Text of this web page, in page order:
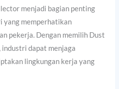
menjadi bagian penting
yang memperhatikan
pekerja. Dengan memilih Dust
dapat menjaga
lingkungan kerja yang